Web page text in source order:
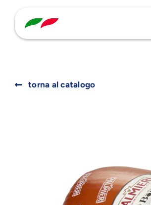
content
torna al catalogo